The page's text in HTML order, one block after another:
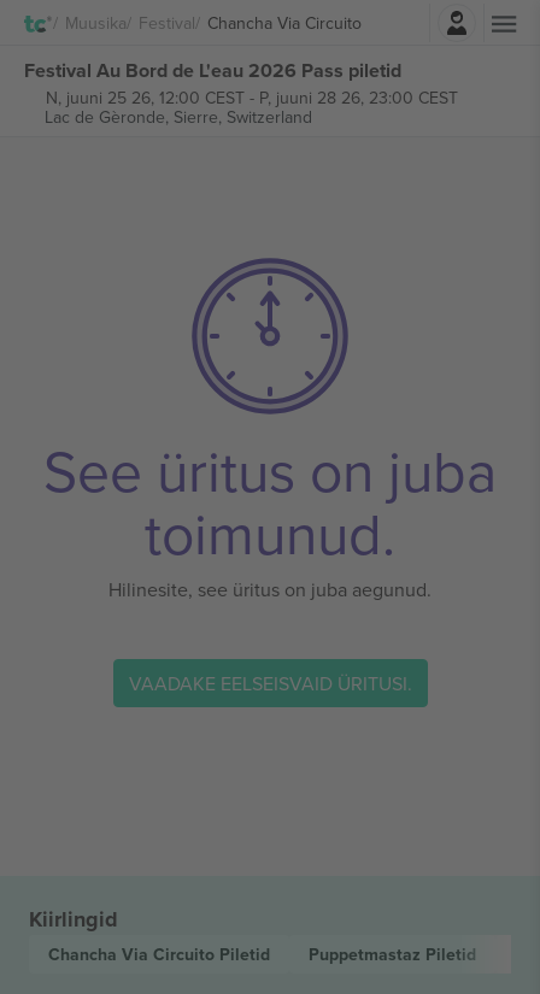
Muusika Festival Chancha Via Circuito
Logi sisse
Festival Au Bord de L'eau 2026 Pass piletid
N, juuni 25 26, 12:00 CEST- P, juuni 28 26, 23:00 CEST
Lac de Gèronde, Sierre, Switzerland
See üritus on juba
toimunud.
Hilinesite, see üritus on juba aegunud.
VAADAKE EELSEISVAID ÜRITUSI.
Kiirlingid
Chancha Via Circuito Piletid Puppetmastaz Piletid